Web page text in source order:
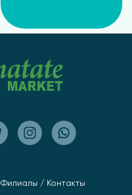
Филиалы / Контакты